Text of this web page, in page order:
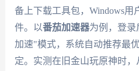
备上下载工具包，Windows
件。以番茄加速器为例，登
加速"模式，系统自动推荐最
定。实测在旧金山玩原神时